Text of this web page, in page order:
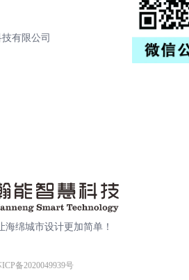
绵城市设计更加简单！
有限公司
ICP备2020049939号